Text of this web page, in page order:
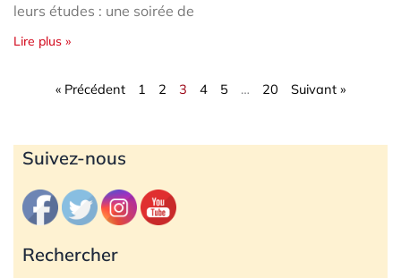
leurs études : une soirée de
Lire plus »
« Précédent 1 2 3 4 5 … 20 Suivant »
Suivez-nous
Rechercher
Archives